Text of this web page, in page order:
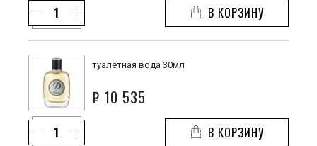
В КОРЗИНУ
туалетная вода 30мл
₽ 10 535
В КОРЗИНУ